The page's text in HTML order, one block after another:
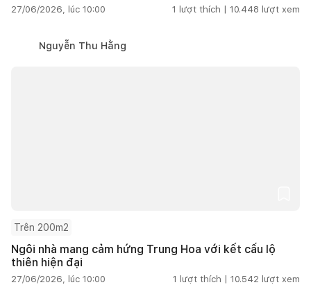
27/06/2026, lúc 10:00 1 lượt thích | 10.448 lượt xem
Nguyễn Thu Hằng
Trên 200m2
Ngôi nhà mang cảm hứng Trung Hoa với kết cấu lộ
thiên hiện đại
27/06/2026, lúc 10:00 1 lượt thích | 10.542 lượt xem